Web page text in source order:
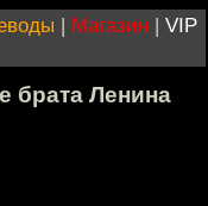
| Магазин | VIP
брата Ленина